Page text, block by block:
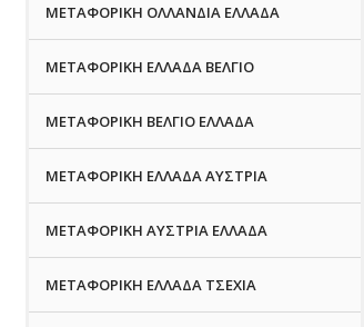
ΜΕΤΑΦΟΡΙΚΗ ΟΛΛΑΝΔΙΑ ΕΛΛΑΔΑ
ΜΕΤΑΦΟΡΙΚΗ ΕΛΛΑΔΑ ΒΕΛΓΙΟ
ΜΕΤΑΦΟΡΙΚΗ ΒΕΛΓΙΟ ΕΛΛΑΔΑ
ΜΕΤΑΦΟΡΙΚΗ ΕΛΛΑΔΑ ΑΥΣΤΡΙΑ
ΜΕΤΑΦΟΡΙΚΗ ΑΥΣΤΡΙΑ ΕΛΛΑΔΑ
ΜΕΤΑΦΟΡΙΚΗ ΕΛΛΑΔΑ ΤΣΕΧΙΑ